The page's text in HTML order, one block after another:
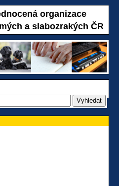
organizace
a slabozrakých ČR